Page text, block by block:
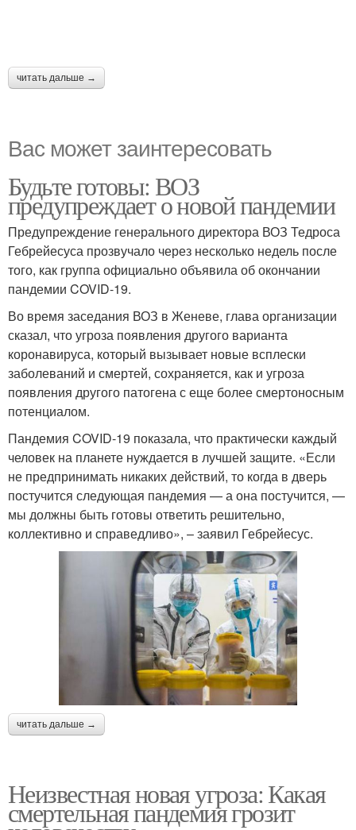
читать дальше →
Вас может заинтересовать
Будьте готовы: ВОЗ
предупреждает о новой пандемии
Предупреждение генерального директора ВОЗ Тедроса
Гебрейесуса прозвучало через несколько недель после
того, как группа официально объявила об окончании
пандемии COVID-19.
Во время заседания ВОЗ в Женеве, глава организации
сказал, что угроза появления другого варианта
коронавируса, который вызывает новые всплески
заболеваний и смертей, сохраняется, как и угроза
появления другого патогена с еще более смертоносным
потенциалом.
Пандемия COVID-19 показала, что практически каждый
человек на планете нуждается в лучшей защите. «Если
не предпринимать никаких действий, то когда в дверь
постучится следующая пандемия — а она постучится, —
мы должны быть готовы ответить решительно,
коллективно и справедливо», – заявил Гебрейесус.
читать дальше →
Неизвестная новая угроза: Какая
смертельная пандемия грозит